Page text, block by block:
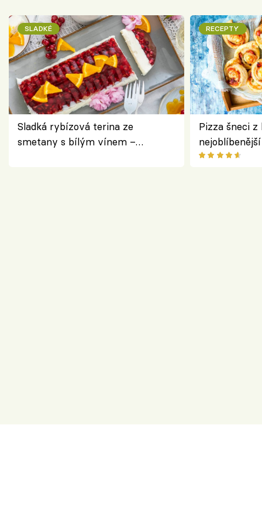
SLADKÉ
Sladká rybízová terina ze
smetany s bílým vínem –
RECEPTY
Pizza šneci